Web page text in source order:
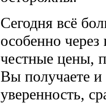
Сегодня всё
особенно
честные цены,
Вы получаете
уверенность,